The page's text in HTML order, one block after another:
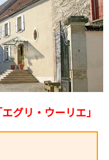
グリ・ウーリエ」